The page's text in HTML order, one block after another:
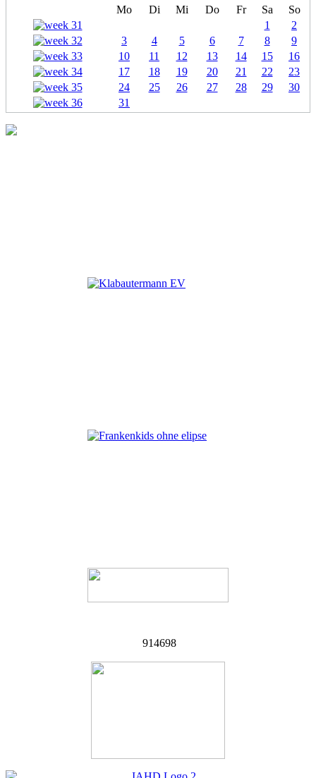
Mo Di Mi Do Fr Sa
So
1
2
3
4 5 6 7 8
9
10
11 12 13 14 15
16
17
18 19 20 21 22
23
24
25 26 27 28 29
30
31
914698